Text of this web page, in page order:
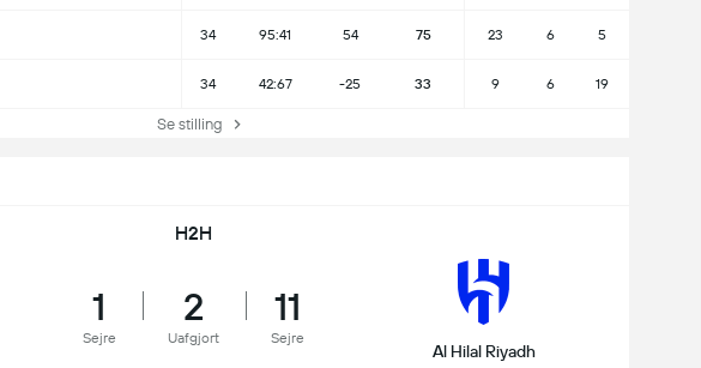
34 95:41 54 75 23 6 5
34 42:67 -25 33 9 6 19
Se stilling
H2H
1
Sejre
2
Uafgjort
11
Sejre
Al Hilal Riyadh